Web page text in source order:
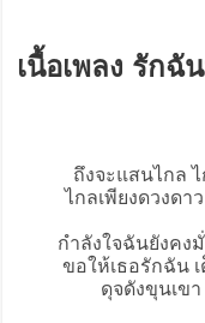
เนื้อเพลง รักฉั
ถึงจะแสนไกล
ไกลเพียงดวงด
กำลังใจฉันยังคง
ขอให้เธอรักฉัน
ดุจดังขุนเข